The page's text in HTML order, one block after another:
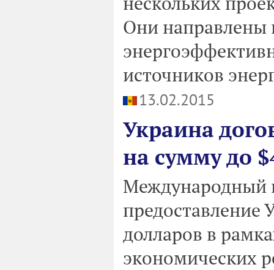
Они направлены
источников
13.02.2015
Украина
на сумму до
Международный
предоставление
долларов в
экономических